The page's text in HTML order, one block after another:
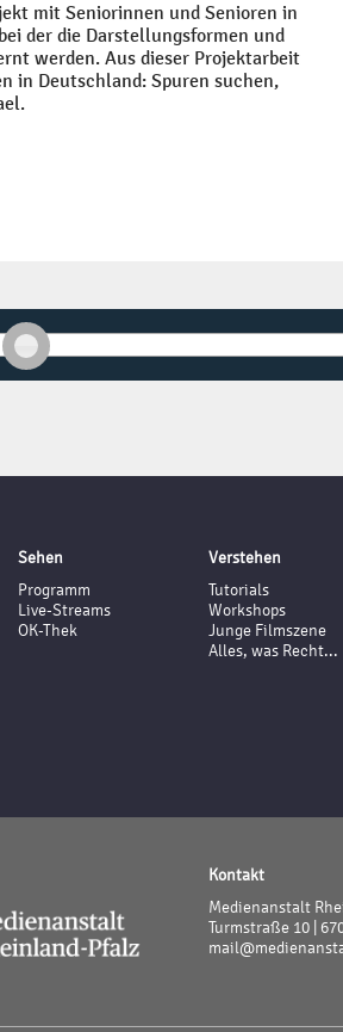
mit Seniorinnen und Senioren in
der die Darstellungsformen und
werden. Aus dieser Projektarbeit
in Deutschland: Spuren suchen,
Sehen
Programm
Live-Streams
OK-Thek
Verstehen
Tutorials
Workshops
Junge Filmszene
Alles, was Recht...
Kontakt
Medienanstalt
Turmstraße 10 |